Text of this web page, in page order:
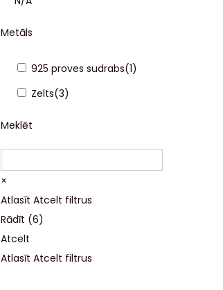
Metāls
925 proves sudrabs(1)
Zelts(3)
Meklēt
×
Atlasīt Atcelt filtrus
Rādīt (6)
Atcelt
Atlasīt Atcelt filtrus